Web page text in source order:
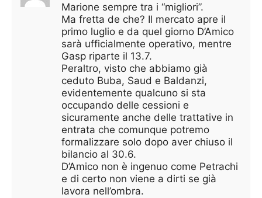
Marione sempre tra i “migliori”.
Ma fretta de che? Il mercato apre il
primo luglio e da quel giorno D’Amico
sarà ufficialmente operativo, mentre
Gasp riparte il 13.7.
Peraltro, visto che abbiamo già
ceduto Buba, Saud e Baldanzi,
evidentemente qualcuno si sta
occupando delle cessioni e
sicuramente anche delle trattative in
entrata che comunque potremo
formalizzare solo dopo aver chiuso il
bilancio al 30.6.
D’Amico non è ingenuo come Petrachi
e di certo non viene a dirti se già
lavora nell’ombra.